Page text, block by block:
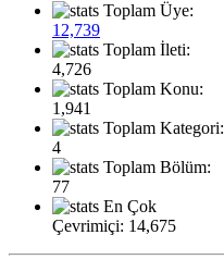
Toplam Üye:
12,739
Toplam İleti:
4,726
Toplam Konu:
1,941
Toplam Kategori:
4
Toplam Bölüm:
77
En Çok
Çevrimiçi: 14,675